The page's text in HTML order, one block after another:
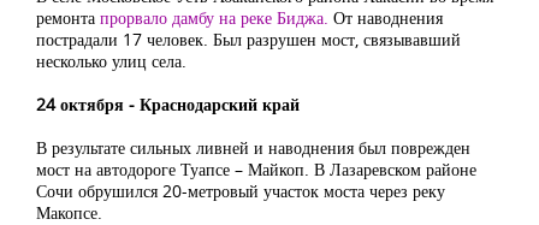
ремонта прорвало дамбу на реке Биджа. От наводнения
пострадали 17 человек. Был разрушен мост, связывавший
несколько улиц села.
24 октября ‒ Краснодарский край
В результате сильных ливней и наводнения был поврежден
мост на автодороге Туапсе – Майкоп. В Лазаревском районе
Сочи обрушился 20-метровый участок моста через реку
Макопсе.